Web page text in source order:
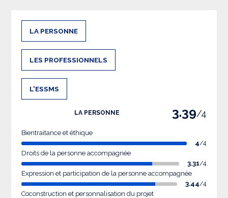
LA PERSONNE
LES PROFESSIONNELS
L'ESSMS
LA PERSONNE 3.39/4
Bientraitance et éthique
4/4
Droits de la personne accompagnée
3.31/4
Expression et participation de la personne accompagnée
3.44/4
Coconstruction et personnalisation du projet